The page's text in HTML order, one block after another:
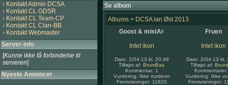
Kontakt Admin DCSA
Kontakt CL GDSR
Kontakt CL Team-CP
Kontakt CL Clan-BB
Kontakt Webmaster
Server-info
[Kunne ikke få forbindelse til
serveren]
Nyeste Annoncer
Se album
Albums > DCSA lan Øst 2013
Goost & mistAr
Intet ikon
Dato: 2/04-13 kl. 20:48
Tilføjet af: BrumBas
Kommentar: 1
Vurdering: Ikke vurderet
Fremvisninger: 11820
Fruen
Intet ikon
Dato: 2/04-13 kl.
Tilføjet af:
Vurdering: Ikke
Fremvisninger: